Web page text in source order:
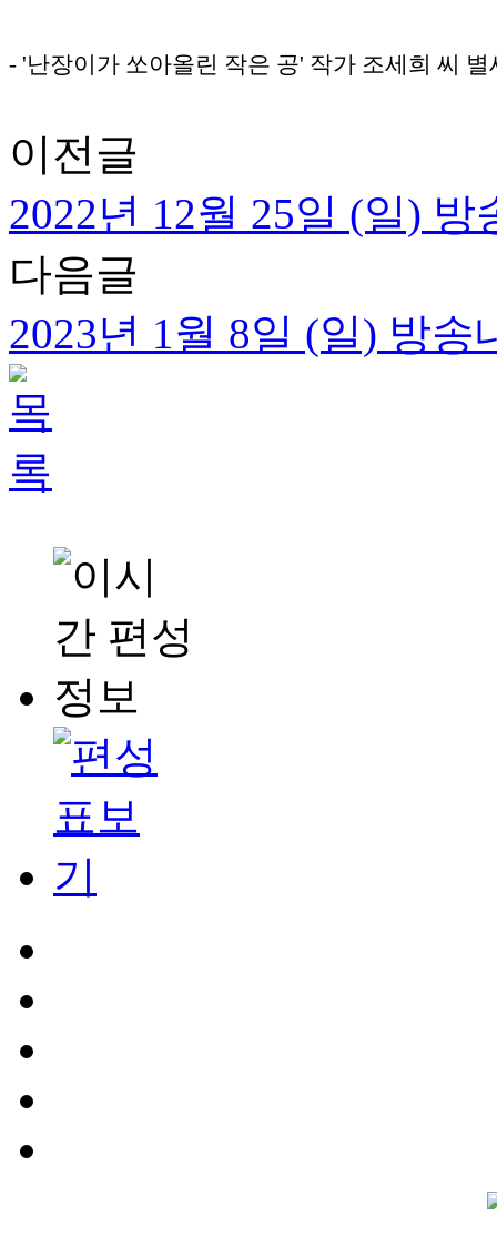
- '난장이가 쏘아올린 작은 공' 작가 조세희 씨 별
이전글
2022년 12월 25일 (일) 방
다음글
2023년 1월 8일 (일) 방송